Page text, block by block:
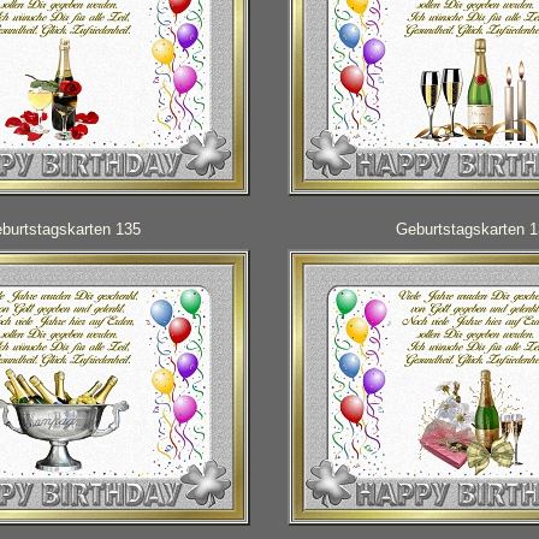
135 Geburtstagskarten